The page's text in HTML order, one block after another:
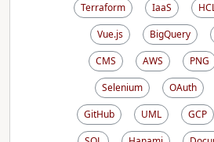
Terraform
IaaS
Vue.js
BigQuery
CMS
AWS PNG
Selenium
OAuth
GitHub
UML GCP